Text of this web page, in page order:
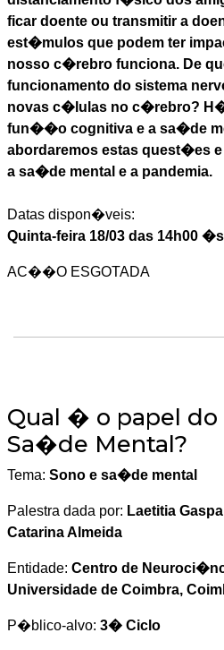
ficar doente ou transmitir a
est�mulos que podem ter
nosso c�rebro funciona. De
funcionamento do sistema
novas c�lulas no c�rebro?
fun��o cognitiva e a sa�de
abordaremos estas quest�es
a sa�de mental e a pandemia.
Datas dispon�veis:
Quinta-feira 18/03 das 14h00
AC��O ESGOTADA
Qual � o papel do
Sa�de Mental?
Tema: Sono e sa�de mental
Palestra dada por: Laetitia
Catarina Almeida
Entidade: Centro de
Universidade de Coimbra,
P�blico-alvo: 3� Ciclo